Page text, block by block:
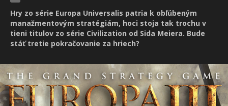
Hry zo série Europa Universalis patria k obľúbeným
manažmentovým stratégiám, hoci stoja tak trochu v
tieni titulov zo série Civilization od Sida Meiera. Bude
stáť tretie pokračovanie za hriech?